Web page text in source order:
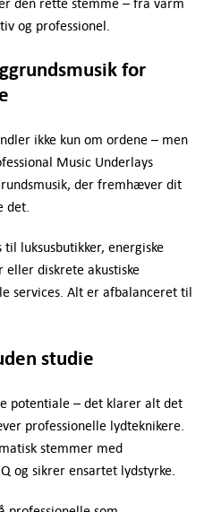
og professionel.
for
ikke kun om ordene – men
Music Underlays
der fremhæver dit
det.
luksusbutikker, energiske
diskrete akustiske
services. Alt er afbalanceret til
studie
potentiale – det klarer alt det
professionelle lydteknikere.
stemmer med
og sikrer ensartet lydstyrke.